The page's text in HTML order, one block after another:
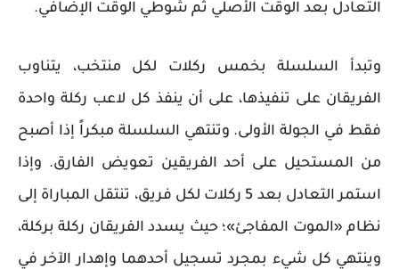
التعادل بعد الوقت الأصلي ثم شوطي الوقت الإضافي.
وتبدأ السلسلة بخمس ركلات لكل منتخب، يتناوب
الفريقان على تنفيذها، على أن ينفذ كل لاعب ركلة واحدة
فقط في الجولة الأولى. وتنتهي السلسلة مبكراً إذا أصبح
من المستحيل على أحد الفريقين تعويض الفارق. وإذا
استمر التعادل بعد 5 ركلات لكل فريق، تنتقل المباراة إلى
نظام «الموت المفاجئ»؛ حيث يسدد الفريقان ركلة بركلة،
وينتهي كل شيء بمجرد تسجيل أحدهما وإهدار الآخر في